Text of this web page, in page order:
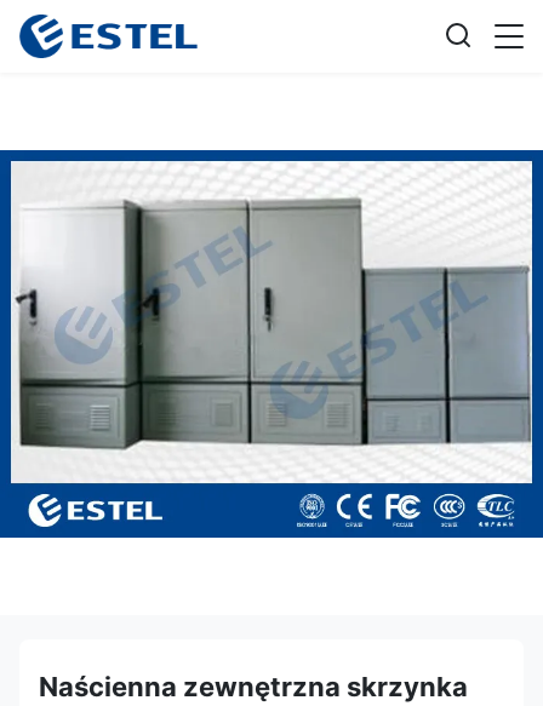
Naścienna zewnętrzna skrzynka